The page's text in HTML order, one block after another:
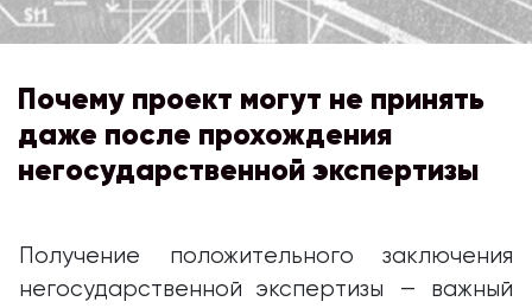
Почему проект могут не принять
даже после прохождения
негосударственной экспертизы
Получение положительного заключения
негосударственной экспертизы — важный